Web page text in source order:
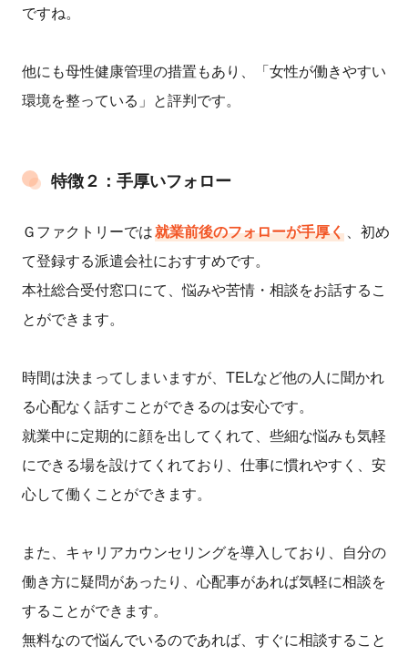
ですね。
他にも母性健康管理の措置もあり、「女性が働きやすい
環境を整っている」と評判です。
特徴２：手厚いフォロー
Ｇファクトリーでは就業前後のフォローが手厚く、初め
て登録する派遣会社におすすめです。
本社総合受付窓口にて、悩みや苦情・相談をお話するこ
とができます。
時間は決まってしまいますが、TELなど他の人に聞かれ
る心配なく話すことができるのは安心です。
就業中に定期的に顔を出してくれて、些細な悩みも気軽
にできる場を設けてくれており、仕事に慣れやすく、安
心して働くことができます。
また、キャリアカウンセリングを導入しており、自分の
働き方に疑問があったり、心配事があれば気軽に相談を
することができます。
無料なので悩んでいるのであれば、すぐに相談すること